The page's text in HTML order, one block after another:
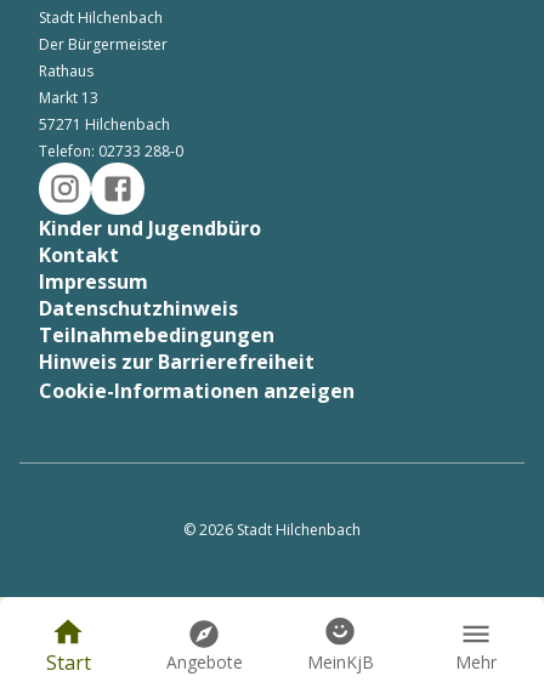
Start Angebote MeinKjB Mehr
Stadt Hilchenbach
Der Bürgermeister
Rathaus
Markt 13
57271 Hilchenbach
Telefon: 02733 288-0
Kinder und Jugendbüro
Kontakt
Impressum
Datenschutzhinweis
Teilnahmebedingungen
Hinweis zur Barrierefreiheit
Cookie-Informationen anzeigen
©2026 Stadt Hilchenbach